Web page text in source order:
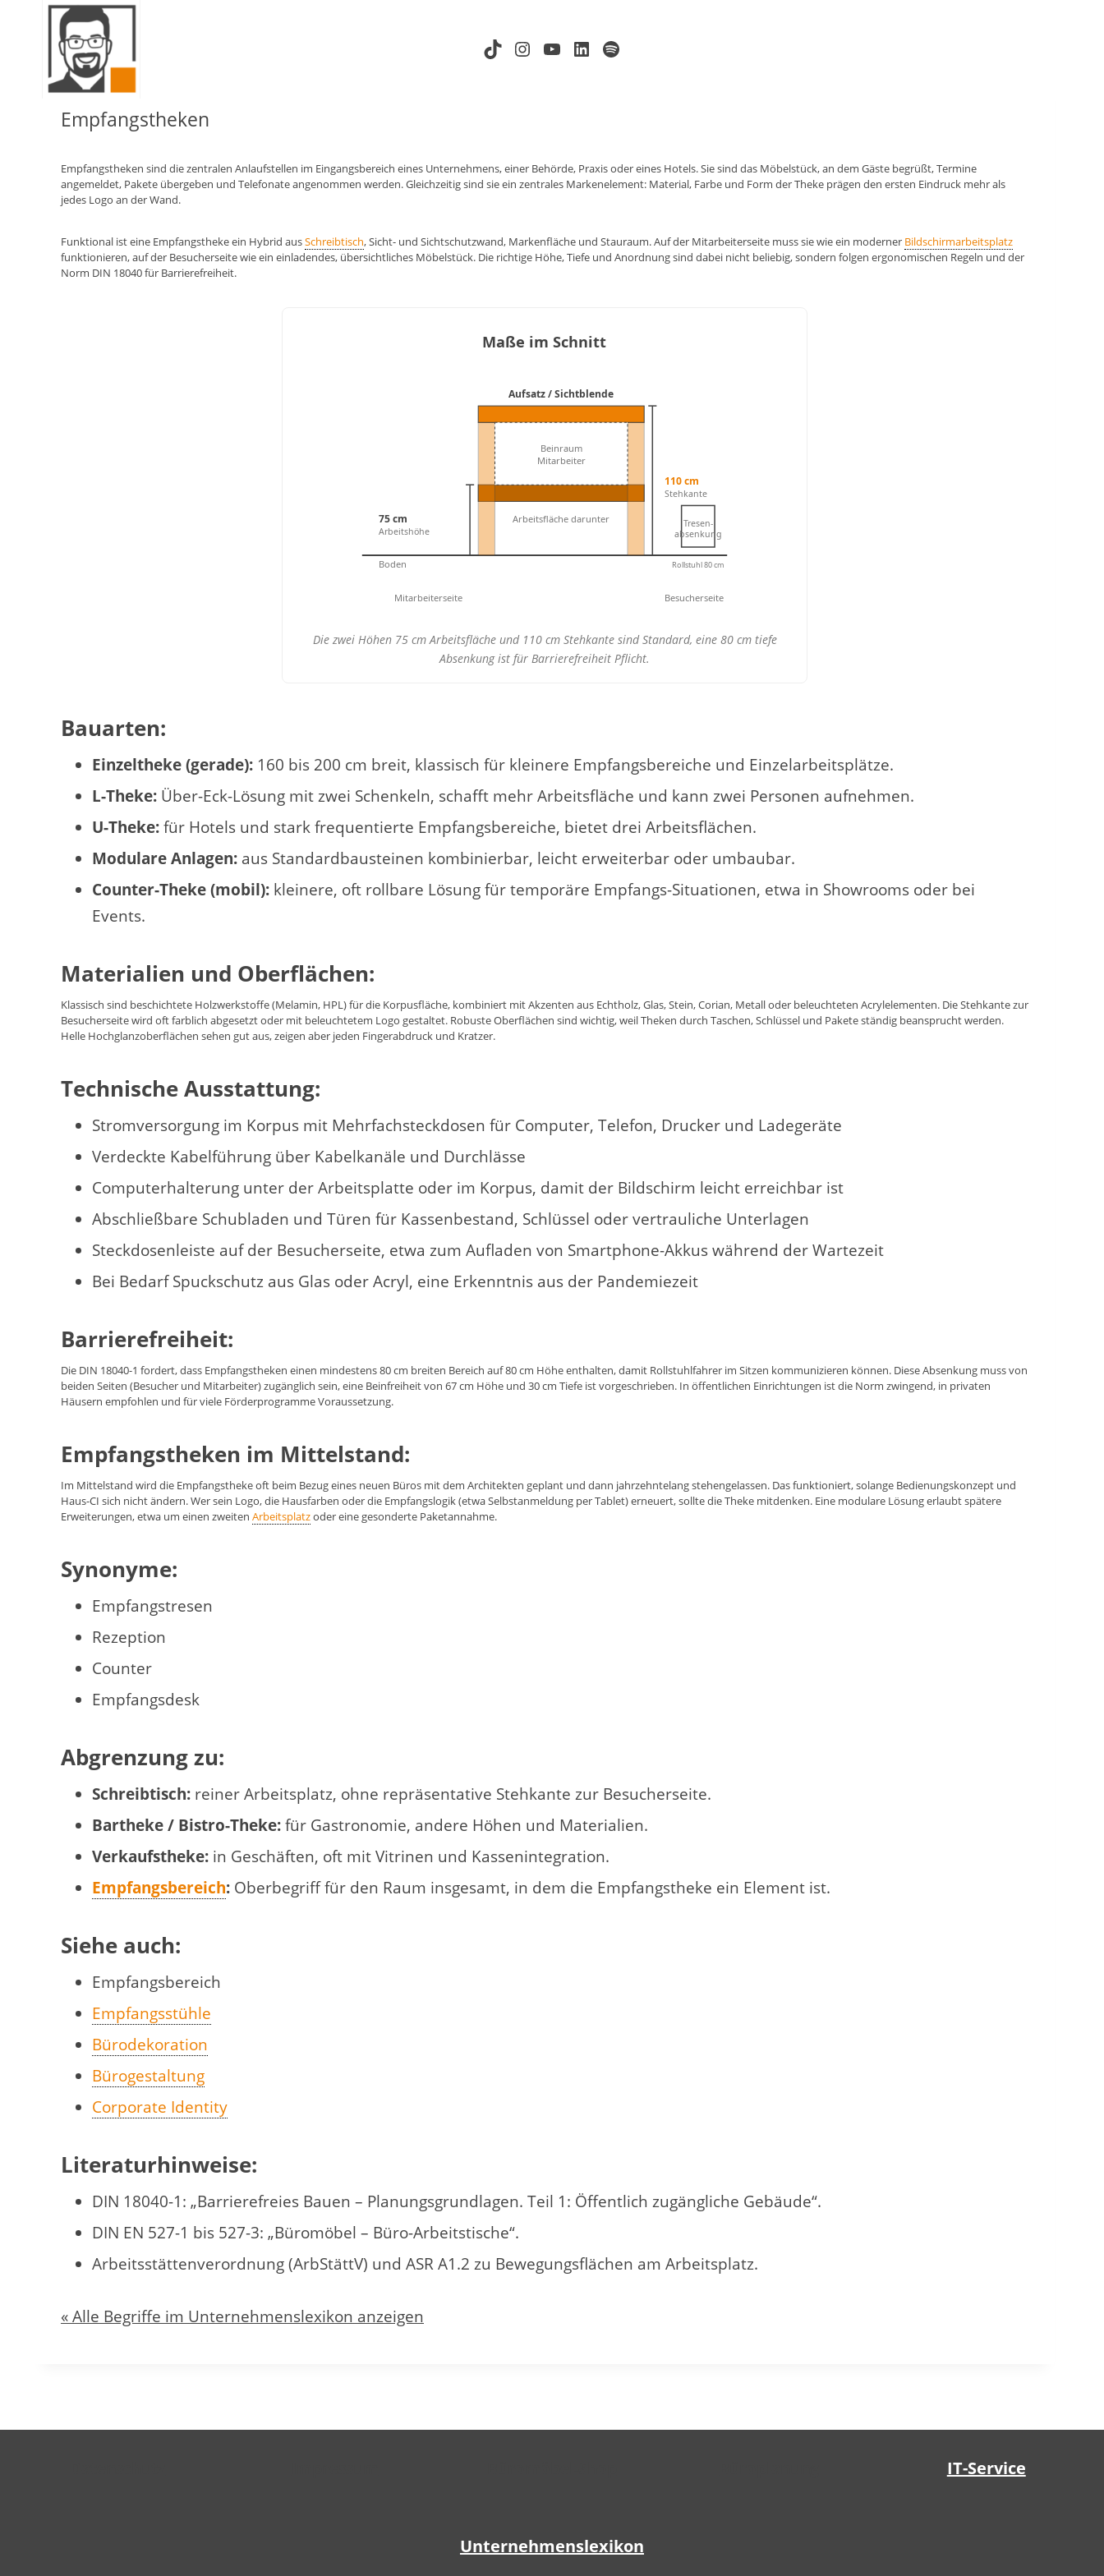
springen
TikTokInstagram
YouTube
LinkedIn
Spotify
Empfangstheken
Empfangstheken sind die zentralen Anlaufstellen im Eingangsbereich eines Unternehmens, einer Behörde, Praxis oder eines Hotels. Sie sind das Möbelstück, an dem Gäste begrüßt, Termine
angemeldet, Pakete übergeben und Telefonate angenommen werden. Gleichzeitig sind sie ein zentrales Markenelement: Material, Farbe und Form der Theke prägen den ersten Eindruck mehr als
jedes Logo an der Wand.
Funktional ist eine Empfangstheke ein Hybrid ausSchreibtisch, Sicht- und Sichtschutzwand, Markenfläche und Stauraum. Auf der Mitarbeiterseite muss sie wie ein moderner Bildschirmarbeitsplatz
funktionieren, auf der Besucherseite wie ein einladendes, übersichtliches Möbelstück. Die richtige Höhe, Tiefe und Anordnung sind dabei nicht beliebig, sondern folgen ergonomischen Regeln und der
Norm DIN 18040 für Barrierefreiheit.
Maße im Schnitt
Boden
Beinraum
Mitarbeiter
110 cm
Stehkante
75 cm
Arbeitshöhe
Aufsatz / Sichtblende
Arbeitsfläche darunter
Mitarbeiterseite Besucherseite
Tresen-
absenkung
Rollstuhl 80 cm
Die zwei Höhen 75 cm Arbeitsfläche und 110 cm Stehkante sind Standard, eine 80 cm tiefe
Absenkung ist für Barrierefreiheit Pflicht.
Bauarten:
Einzeltheke (gerade): 160 bis 200 cm breit, klassisch für kleinere Empfangsbereiche und Einzelarbeitsplätze.
L-Theke: Über-Eck-Lösung mit zwei Schenkeln, schafft mehr Arbeitsfläche und kann zwei Personen aufnehmen.
U-Theke:für Hotels und stark frequentierte Empfangsbereiche, bietet drei Arbeitsflächen.
Modulare Anlagen: aus Standardbausteinen kombinierbar, leicht erweiterbar oder umbaubar.
Counter-Theke (mobil): kleinere, oft rollbare Lösung für temporäre Empfangs-Situationen, etwa in Showrooms oder bei
Events.
Materialien und Oberflächen:
Klassisch sind beschichtete Holzwerkstoffe (Melamin, HPL) für die Korpusfläche, kombiniert mit Akzenten aus Echtholz, Glas, Stein, Corian, Metall oder beleuchteten Acrylelementen. Die Stehkante zur
Besucherseite wird oft farblich abgesetzt oder mit beleuchtetem Logo gestaltet. Robuste Oberflächen sind wichtig, weil Theken durch Taschen, Schlüssel und Pakete ständig beansprucht werden.
Helle Hochglanzoberflächen sehen gut aus, zeigen aber jeden Fingerabdruck und Kratzer.
Technische Ausstattung:
Stromversorgung im Korpus mit Mehrfachsteckdosen für Computer, Telefon, Drucker und Ladegeräte
Verdeckte Kabelführung über Kabelkanäle und Durchlässe
Computerhalterung unter der Arbeitsplatte oder im Korpus, damit der Bildschirm leicht erreichbar ist
Abschließbare Schubladen und Türen für Kassenbestand, Schlüssel oder vertrauliche Unterlagen
Steckdosenleiste auf der Besucherseite, etwa zum Aufladen von Smartphone-Akkus während der Wartezeit
Bei Bedarf Spuckschutz aus Glas oder Acryl, eine Erkenntnis aus der Pandemiezeit
Barrierefreiheit:
Die DIN 18040-1 fordert, dass Empfangstheken einen mindestens 80 cm breiten Bereich auf 80 cm Höhe enthalten, damit Rollstuhlfahrer im Sitzen kommunizieren können. Diese Absenkung muss von
beiden Seiten (Besucher und Mitarbeiter) zugänglich sein, eine Beinfreiheit von 67 cm Höhe und 30 cm Tiefe ist vorgeschrieben. In öffentlichen Einrichtungen ist die Norm zwingend, in privaten
Häusern empfohlen und für viele Förderprogramme Voraussetzung.
Empfangstheken im Mittelstand:
Im Mittelstand wird die Empfangstheke oft beim Bezug eines neuen Büros mit dem Architekten geplant und dann jahrzehntelang stehengelassen. Das funktioniert, solange Bedienungskonzept und
Haus-CI sich nicht ändern. Wer sein Logo, die Hausfarben oder die Empfangslogik (etwa Selbstanmeldung per Tablet) erneuert, sollte die Theke mitdenken. Eine modulare Lösung erlaubt spätere
Erweiterungen, etwa um einen zweiten Arbeitsplatzoder eine gesonderte Paketannahme.
Synonyme:
Empfangstresen
Rezeption
Counter
Empfangsdesk
Abgrenzung zu:
Schreibtisch: reiner Arbeitsplatz, ohne repräsentative Stehkante zur Besucherseite.
Bartheke / Bistro-Theke:für Gastronomie, andere Höhen und Materialien.
Verkaufstheke: in Geschäften, oft mit Vitrinen und Kassenintegration.
Empfangsbereich: Oberbegriff für den Raum insgesamt, in dem die Empfangstheke ein Element ist.
Siehe auch:
Empfangsbereich
Empfangsstühle
Bürodekoration
Bürogestaltung
Corporate Identity
Literaturhinweise:
DIN 18040-1: „Barrierefreies Bauen – Planungsgrundlagen. Teil 1: Öffentlich zugängliche Gebäude“.
DIN EN 527-1 bis 527-3: „Büromöbel – Büro-Arbeitstische“.
Arbeitsstättenverordnung (ArbStättV) und ASR A1.2 zu Bewegungsflächen am Arbeitsplatz.
« Alle Begriffe im Unternehmenslexikon anzeigen
IT-Service
Unternehmenslexikon